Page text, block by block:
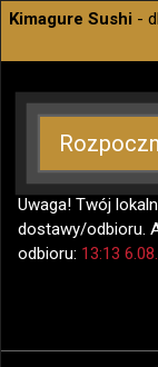
Kimagure Sushi -
Uwaga! Twój
dostawy/odbioru.
odbioru: 13:13